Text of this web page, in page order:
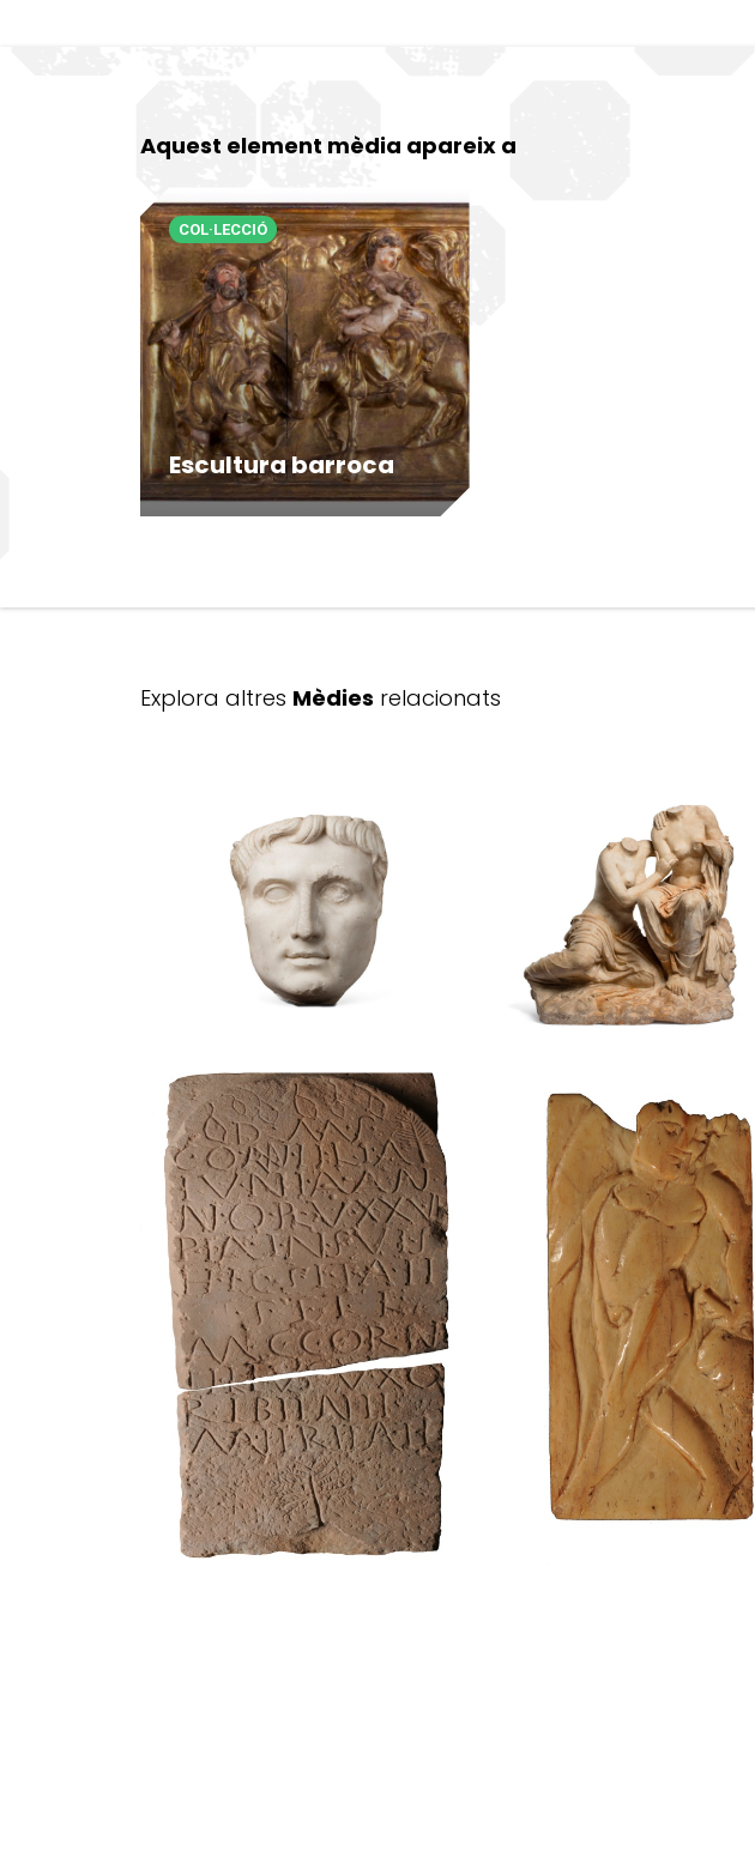
Aquest element mèdia apareix a
Escultura barroca
COL·LECCIÓ
Explora altres Mèdies relacionats
Retrat de l’emperador
August
Museu Frederic Marès
Grup de dues figures
femenines
Museu Frederic Marès